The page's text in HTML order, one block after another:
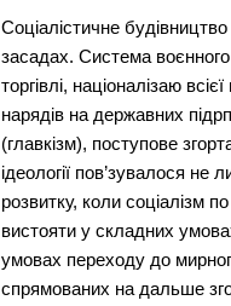
Соціалістичне
засадах. Система
торгівлі, націоналізаю
нарядів на державних
(главкізм), поступове
ідеології пов’зувалося не
розвитку, коли соціалізм
вистояти у складних
умовах переходу до
спрямованих на дальше